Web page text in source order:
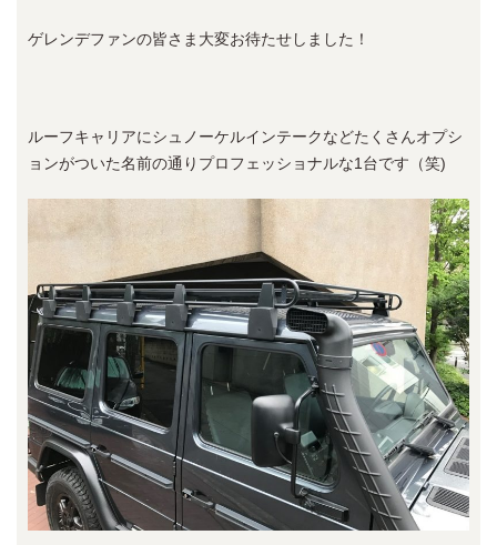
ゲレンデファンの皆さま大変お待たせしました！
ルーフキャリアにシュノーケルインテークなどたくさんオプシ
ョンがついた名前の通りプロフェッショナルな1台です（笑)